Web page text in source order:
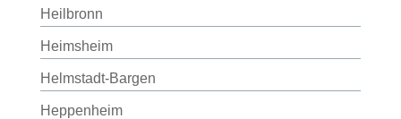
Heilbronn
Heimsheim
Helmstadt-Bargen
Heppenheim